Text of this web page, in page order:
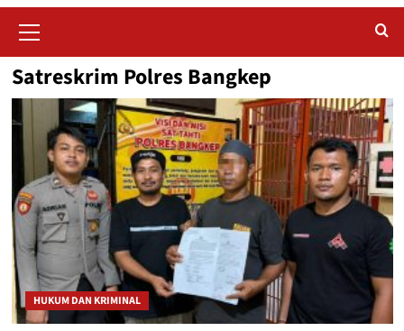
Menu
Satreskrim Polres Bangkep
HUKUM DAN KRIMINAL